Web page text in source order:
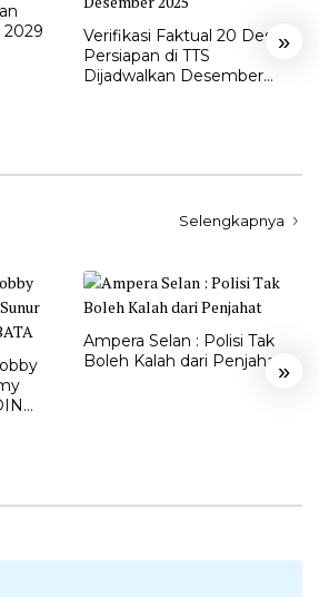
»
Verifikasi Faktual 20 Desa
Persiapan di TTS
Dijadwalkan Desember
Selengkapnya
»
Ampera Selan : Polisi Tak
Boleh Kalah dari Penjahat